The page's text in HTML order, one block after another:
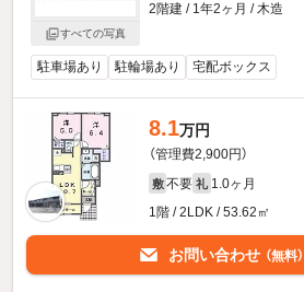
すべての写真
2階建 / 1年2ヶ月 / 木造
駐車場あり 駐輪場あり 宅配ボックス
8.1万円
（管理費2,900円）
敷 不要 礼 1.0ヶ月
1階 / 2LDK / 53.62㎡
お問い合わせ （無料）